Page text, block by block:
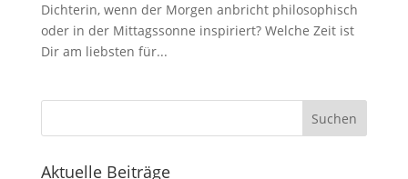
Dichterin, wenn der Morgen anbricht philosophisch
oder in der Mittagssonne inspiriert? Welche Zeit ist
Dir am liebsten für...
Suchen
Aktuelle Beiträge